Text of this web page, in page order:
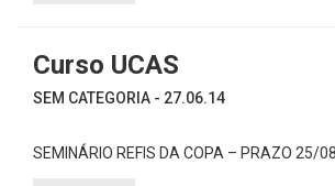
Curso UCAS
SEM CATEGORIA - 27.06.14
SEMINÁRIO REFIS DA COPA – PRAZO 25/